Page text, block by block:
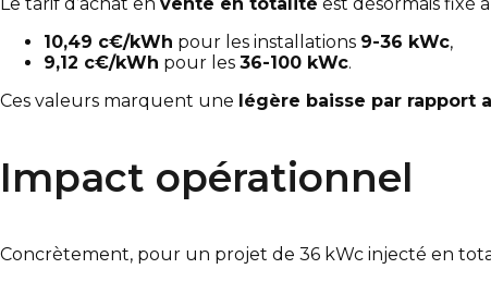
Le tarif d’achat en vente en totalité est désormais fixé à
10,49 c€/kWh pour les installations 9-36 kWc,
9,12 c€/kWh pour les 36-100 kWc.
Ces valeurs marquent une légère baisse par rapport
Impact opérationnel
Concrètement, pour un projet de 36 kWc injecté en